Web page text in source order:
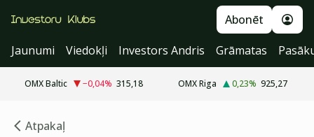
Abonēt
Jaunumi
Viedokļi Investors Andris Grāmatas
OMX Baltic −0,04% 315,18 OMX Riga 0,23% 925,27
Atpakaļ